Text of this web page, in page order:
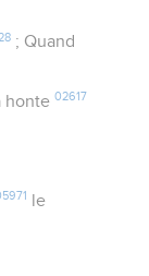
; Quand
honte 02617
le